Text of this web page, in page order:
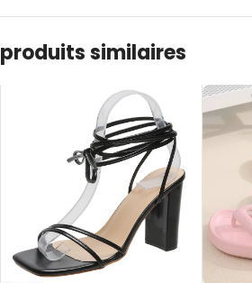
produits similaires